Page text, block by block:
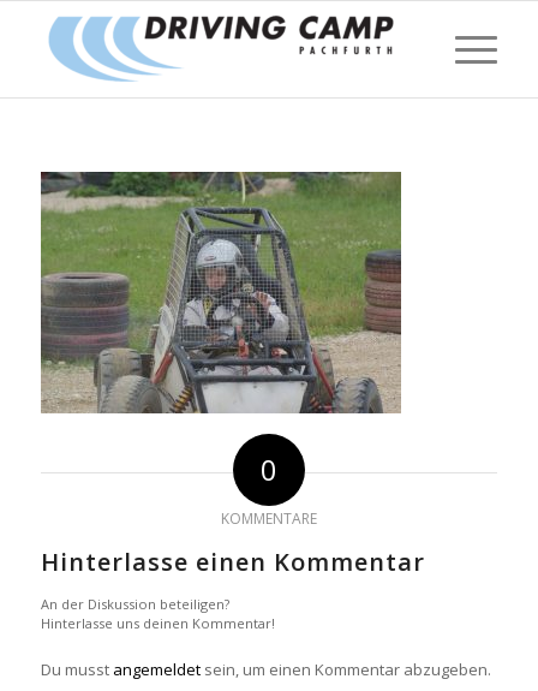
0
KOMMENTARE
Hinterlasse einen Kommentar
An der Diskussion beteiligen?
Hinterlasse uns deinen Kommentar!
Du musst angemeldetsein, um einen Kommentar abzugeben.